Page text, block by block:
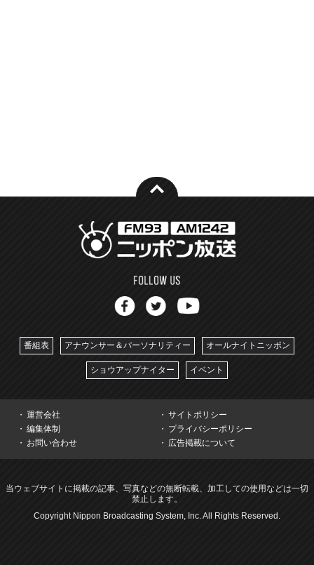
番組表 アナウンサー＆パーソナリティー オールナイトニッポン
ショウアップナイター イベント
運営会社
サイトポリシー
編集体制
プライバシーポリシー
お問い合わせ
広告掲載について
当ウェブサイトに掲載の記事、写真などの無断転載、加工しての使用などは一切
禁止します。
Copyright Nippon Broadcasting System, Inc. All Rights Reserved.